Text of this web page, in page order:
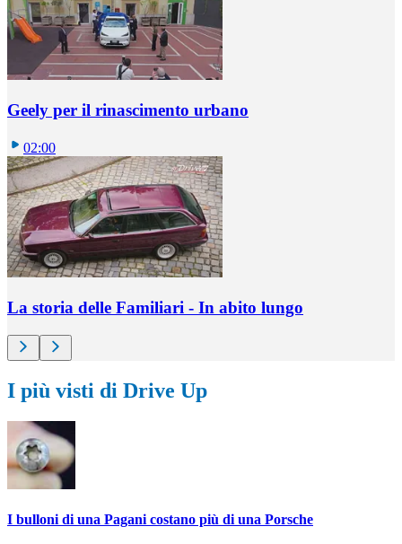
Geely per il rinascimento urbano
02:00
La storia delle Familiari - In abito lungo
I più visti di Drive Up
I bulloni di una Pagani costano più di una Porsche